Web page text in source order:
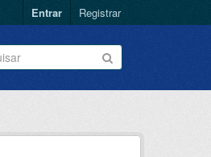
Entrar Registrar